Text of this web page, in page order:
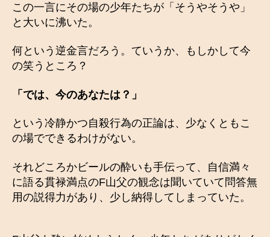
この一言にその場の少年たちが「そうやそうや」
と大いに沸いた。
何という逆金言だろう。ていうか、もしかして今
の笑うところ？
「では、今のあなたは？」
という冷静かつ自殺行為の正論は、少なくともこ
の場でできるわけがない。
それどころかビールの酔いも手伝って、自信満々
に語る貫禄満点のF山父の観念は聞いていて問答無
用の説得力があり、少し納得してしまっていた。